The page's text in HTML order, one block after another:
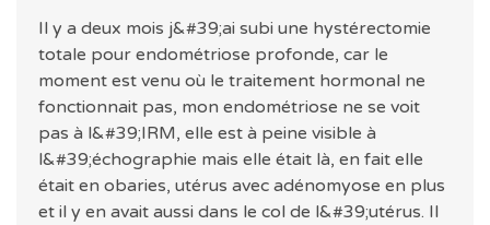
Il y a deux mois j&#39;ai subi une hystérectomie
totale pour endométriose profonde, car le
moment est venu où le traitement hormonal ne
fonctionnait pas, mon endométriose ne se voit
pas à l&#39;IRM, elle est à peine visible à
l&#39;échographie mais elle était là, en fait elle
était en obaries, utérus avec adénomyose en plus
et il y en avait aussi dans le col de l&#39;utérus. Il